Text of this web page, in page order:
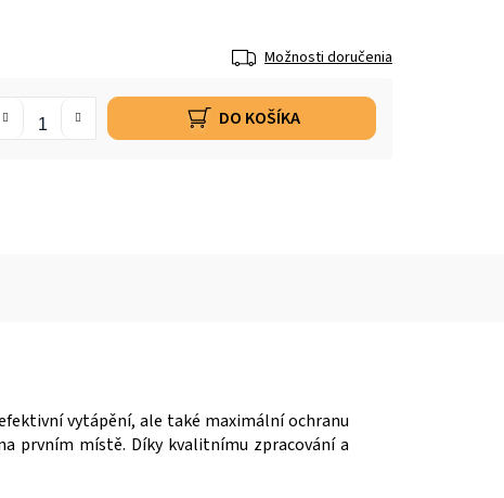
Možnosti doručenia
DO KOŠÍKA
vytápění, ale také maximální ochranu
prvním místě. Díky kvalitnímu zpracování a